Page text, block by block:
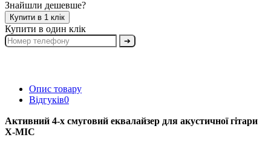
Знайшли дешевше?
Купити в 1 клік
Купити в один клік
➔
Опис товару
Відгуків0
Активний 4-х смуговий еквалайзер для акустичної гітари
X-MIC